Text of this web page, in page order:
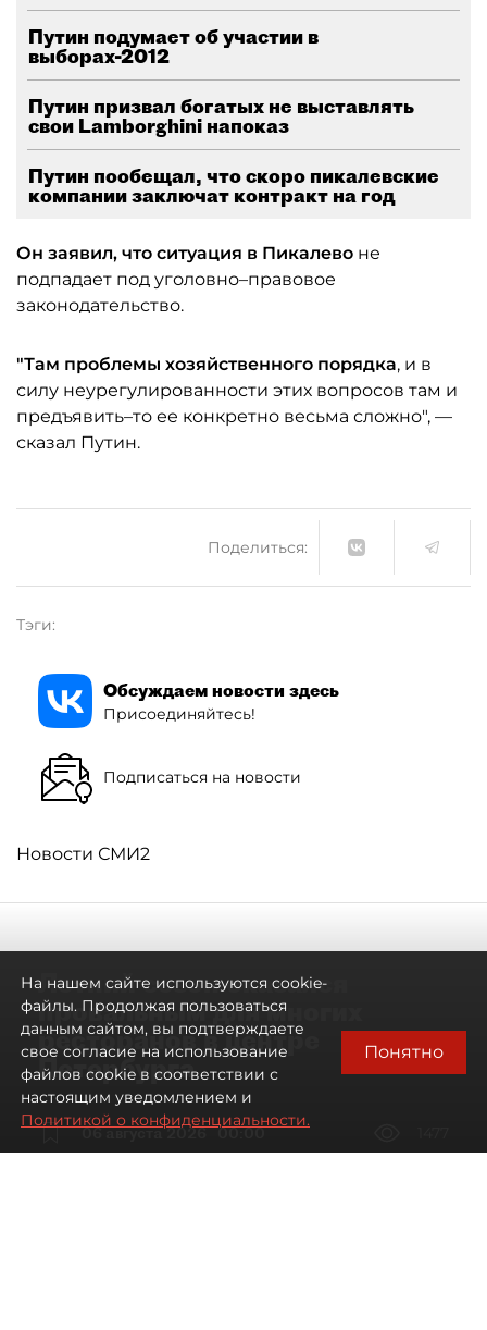
Путин подумает об участии в
выборах-2012
Путин призвал богатых не выставлять
свои Lamborghini напоказ
Путин пообещал, что скоро пикалевские
компании заключат контракт на год
Он заявил, что ситуация в Пикалево не
подпадает под уголовно–правовое
законодательство.
"Там проблемы хозяйственного порядка, и в
силу неурегулированности этих вопросов там и
предъявить–то ее конкретно весьма сложно", —
сказал Путин.
Поделиться:
Тэги:
Обсуждаем новости здесь
Присоединяйтесь!
Подписаться на новости
Новости СМИ2
Летний сезон оказался
провальным для многих
ресторанов в центре
Петербурга
06 августа 2026 00:00
На нашем сайте используются cookie-
файлы. Продолжая пользоваться
данным сайтом, вы подтверждаете
свое согласие на использование
файлов cookie в соответствии с
настоящим уведомлением и
Политикой о конфиденциальности.
Понятно